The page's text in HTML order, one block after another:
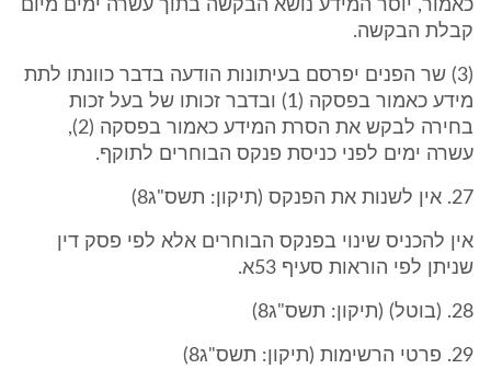
כאמור, יוסר המידע נושא הבקשה בתוך עשרה ימים מיום
קבלת הבקשה.
(3) שר הפנים יפרסם בעיתונות הודעה בדבר כוונתו לתת
מידע כאמור בפסקה (1) ובדבר זכותו של בעל זכות
בחירה לבקש את הסרת המידע כאמור בפסקה (2),
עשרה ימים לפני כניסת פנקס הבוחרים לתוקף.
27. אין לשנות את הפנקס (תיקון: תשס"ג8)
אין להכניס שינוי בפנקס הבוחרים אלא לפי פסק דין
שניתן לפי הוראות סעיף 53א.
28. (בוטל) (תיקון: תשס"ג8)
29. פרטי הרשימות (תיקון: תשס"ג8)